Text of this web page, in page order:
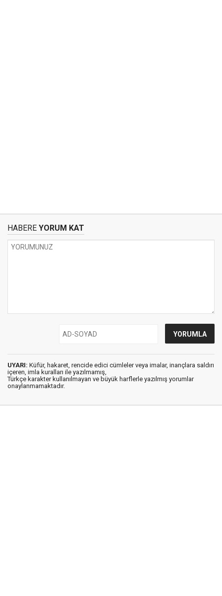
HABERE YORUM KAT
UYARI: Küfür, hakaret, rencide edici cümleler veya imalar, inançlara saldırı
içeren, imla kuralları ile yazılmamış,
Türkçe karakter kullanılmayan ve büyük harflerle yazılmış yorumlar
onaylanmamaktadır.